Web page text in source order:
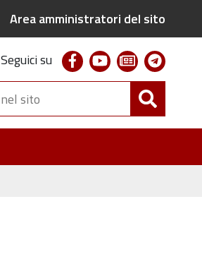
Area amministratori del sito
Seguici su facebookyoutubenewsletter
Cerca
nel
sito